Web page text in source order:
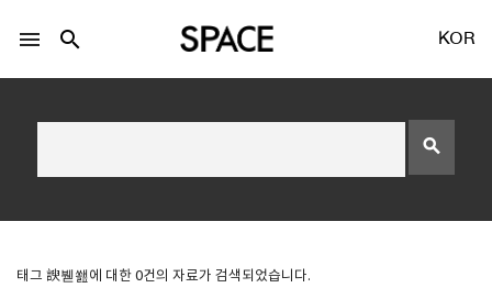
menu search KOR
search
태그 諛붿쐞에 대한 0건의 자료가 검색되었습니다.